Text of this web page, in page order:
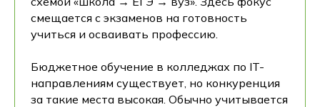
смещается с экзаменов на готовность
учиться и осваивать профессию.
Бюджетное обучение в колледжах по IT-
направлениям существует, но конкуренция
за такие места высокая. Обычно учитывается